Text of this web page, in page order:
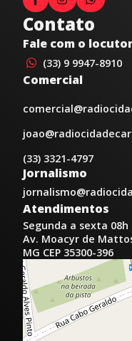
Contato
Fale com o
(33) 9 9947-8910
Comercial
(33) 3321-4797
Jornalismo
Atendimentos
Segunda a sexta 08h
Av. Moacyr de
MG CEP 35300-396